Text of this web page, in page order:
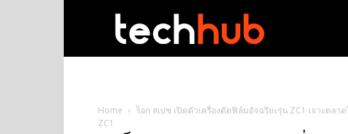
Home ร็อก สเปซ เปิดตัวเครื่องตัดฟิล์มอัจฉริยะรุ่น ZC1 เจาะตล
ZC1